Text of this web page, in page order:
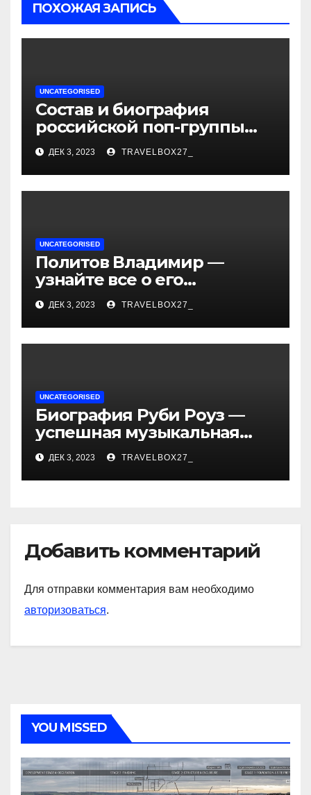
ПОХОЖАЯ ЗАПИСЬ
UNCATEGORISED
Состав и биография
российской поп-группы
«Иванушки интернешнл»
— история успеха, музыка
и судьбы участников
ДЕК 3, 2023 TRAVELBOX27_
UNCATEGORISED
Политов Владимир —
узнайте все о его
биографии, возрасте и
впечатляющих
достижениях!
ДЕК 3, 2023 TRAVELBOX27_
UNCATEGORISED
Биография Руби Роуз —
успешная музыкальная
карьера, личная жизнь и
знаковые достижения
ДЕК 3, 2023 TRAVELBOX27_
Добавить комментарий
Для отправки комментария вам необходимо
авторизоваться.
YOU MISSED